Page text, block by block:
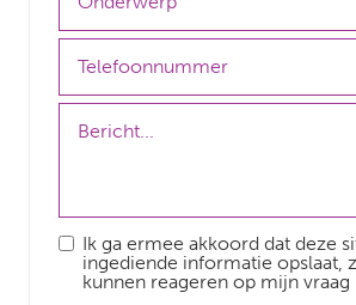
Ik ga ermee akkoord dat deze
ingediende informatie opslaat,
kunnen reageren op mijn vraag